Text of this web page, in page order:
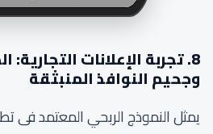
8. تجربة الإعلانات
وجحيم النوافذ المنبثقة